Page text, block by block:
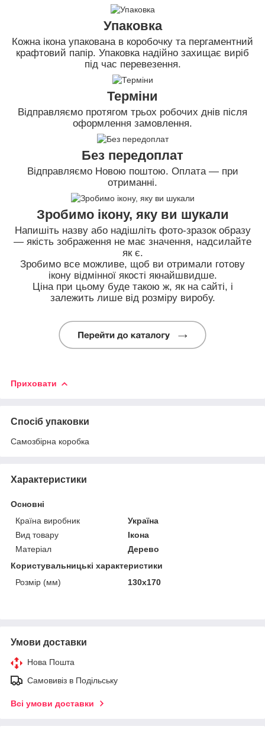
Упаковка
Кожна ікона упакована в коробочку та пергаментний
крафтовий папір. Упаковка надійно захищає виріб
під час перевезення.
Терміни
Відправляємо протягом трьох робочих днів після
оформлення замовлення.
Без передоплат
Відправляємо Новою поштою. Оплата — при
отриманні.
Зробимо ікону, яку ви шукали
Напишіть назву або надішліть фото-зразок образу
— якість зображення не має значення, надсилайте
як є.
Зробимо все можливе, щоб ви отримали готову
ікону відмінної якості якнайшвидше.
Ціна при цьому буде такою ж, як на сайті, і
залежить лише від розміру виробу.
Приховати
Спосіб упаковки
Самозбірна коробка
Характеристики
Основні
Країна виробник
Україна
Вид товару
Ікона
Матеріал
Дерево
Користувальницькі характеристики
Розмір (мм)
130х170
Умови доставки
Нова Пошта
Самовивіз в Подільську
Всі умови доставки